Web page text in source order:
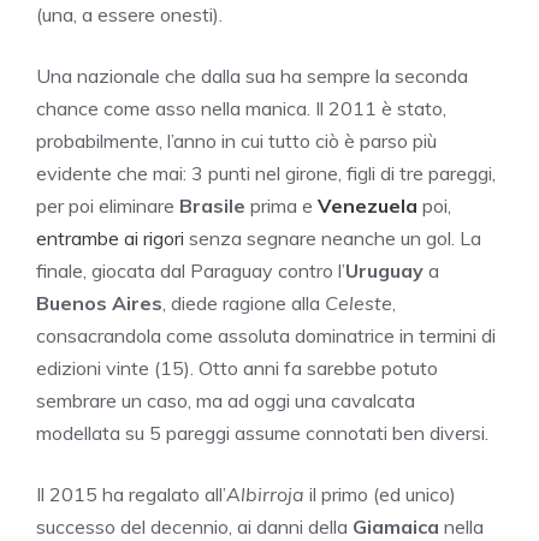
(una, a essere onesti).
Una nazionale che dalla sua ha sempre la seconda
chance come asso nella manica. Il 2011 è stato,
probabilmente, l’anno in cui tutto ciò è parso più
evidente che mai: 3 punti nel girone, figli di tre pareggi,
per poi eliminare Brasile prima e Venezuela poi,
entrambe ai rigori senza segnare neanche un gol. La
finale, giocata dal Paraguay contro l’Uruguay a
Buenos Aires, diede ragione alla Celeste,
consacrandola come assoluta dominatrice in termini di
edizioni vinte (15). Otto anni fa sarebbe potuto
sembrare un caso, ma ad oggi una cavalcata
modellata su 5 pareggi assume connotati ben diversi.
Il 2015 ha regalato all’Albirroja il primo (ed unico)
successo del decennio, ai danni della Giamaica nella